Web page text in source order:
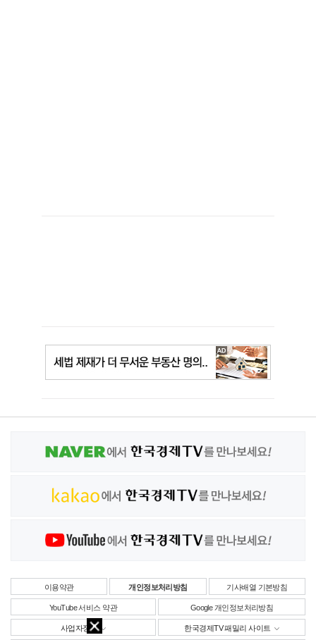
이용약관 개인정보처리방침 기사배열 기본방침
YouTube 서비스 약관 Google 개인정보처리방침
사업자정보 한국경제TV 패밀리 사이트